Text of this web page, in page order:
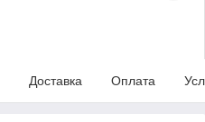
Доставка Оплата